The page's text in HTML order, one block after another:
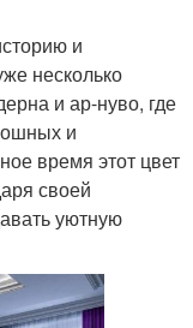
и
несколько
и ар-нуво, где
и
время этот цвет
своей
уютную